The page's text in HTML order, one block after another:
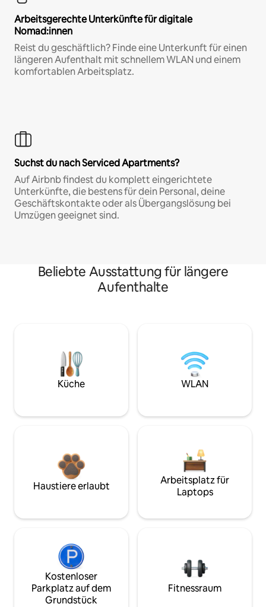
Arbeitsgerechte Unterkünfte für digitale
Nomad:innen
Reist du geschäftlich? Finde eine Unterkunft für einen
längeren Aufenthalt mit schnellem WLAN und einem
komfortablen Arbeitsplatz.
Suchst du nach Serviced Apartments?
Auf Airbnb findest du komplett eingerichtete
Unterkünfte, die bestens für dein Personal, deine
Geschäftskontakte oder als Übergangslösung bei
Umzügen geeignet sind.
Beliebte Ausstattung für längere
Aufenthalte
Küche WLAN
Haustiere erlaubt
Arbeitsplatz für
Laptops
Kostenloser
Parkplatz auf dem
Grundstück
Fitnessraum